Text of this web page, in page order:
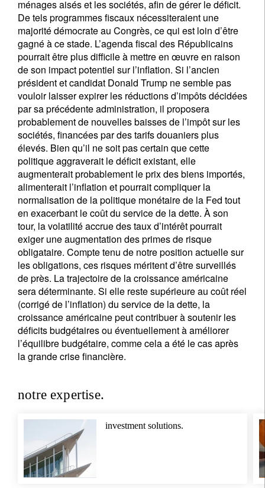
ménages aisés et les sociétés, afin de gérer le déficit.
De tels programmes fiscaux nécessiteraient une
majorité démocrate au Congrès, ce qui est loin d’être
gagné à ce stade. L’agenda fiscal des Républicains
pourrait être plus difficile à mettre en œuvre en raison
de son impact potentiel sur l’inflation. Si l’ancien
président et candidat Donald Trump ne semble pas
vouloir laisser expirer les réductions d’impôts décidées
par sa précédente administration, il proposera
probablement de nouvelles baisses de l’impôt sur les
sociétés, financées par des tarifs douaniers plus
élevés. Bien qu’il ne soit pas certain que cette
politique aggraverait le déficit existant, elle
augmenterait probablement le prix des biens importés,
alimenterait l’inflation et pourrait compliquer la
normalisation de la politique monétaire de la Fed tout
en exacerbant le coût du service de la dette. À son
tour, la volatilité accrue des taux d’intérêt pourrait
exiger une augmentation des primes de risque
obligataire. Compte tenu de notre position actuelle sur
les obligations, ces risques méritent d’être surveillés
de près. La trajectoire de la croissance américaine
sera déterminante. Si elle reste supérieure au coût réel
(corrigé de l’inflation) du service de la dette, la
croissance américaine peut contribuer à soutenir les
déficits budgétaires ou éventuellement à améliorer
l’équilibre budgétaire, comme cela a été le cas après
la grande crise financière.
notre expertise.
investment solutions.